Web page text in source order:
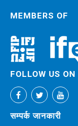
MEMBERS OF
FOLLOW US ON
सम्पर्क जानकारी